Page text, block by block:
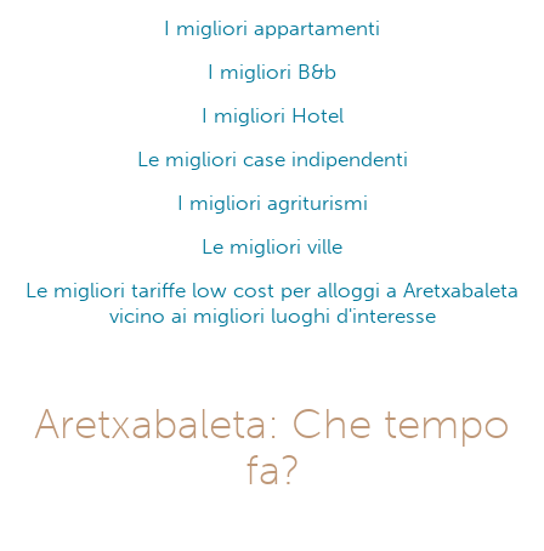
I migliori appartamenti
I migliori B&b
I migliori Hotel
Le migliori case indipendenti
I migliori agriturismi
Le migliori ville
Le migliori tariffe low cost per alloggi a Aretxabaleta
vicino ai migliori luoghi d'interesse
Aretxabaleta: Che tempo
fa?